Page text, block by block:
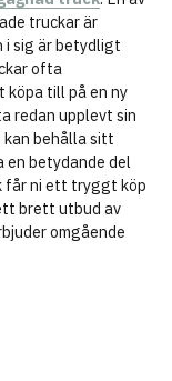
truckar är
i sig är betydligt
ofta
köpa till på en ny
redan upplevt sin
behålla sitt
en betydande del
får ni ett tryggt köp
brett utbud av
omgående